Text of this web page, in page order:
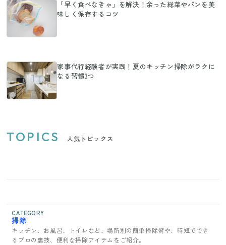
「早く食べなきゃ」を解決！余った総菜やパンを美
味しく保存するコツ
家事代行経験者が実践！夏のキッチン掃除がラクに
なる習慣3つ
TOPICS 人気トピックス
CATEGORY
掃除
キッチン、お風呂、トイレなど、場所別の簡単掃除術や、時短ででき
るプロの裏技、便利な掃除アイテムをご紹介。